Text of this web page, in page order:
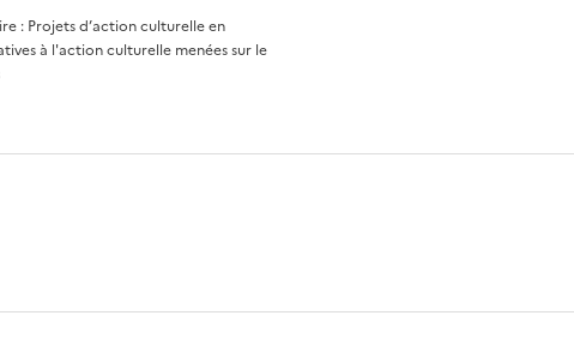
: Projets d’action culturelle en
à l'action culturelle menées sur le